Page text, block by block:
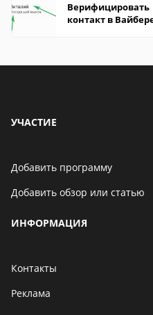
Верифицировать
контакт в
УЧАСТИЕ
Добавить программу
Добавить обзор или статью
ИНФОРМАЦИЯ
Контакты
Реклама